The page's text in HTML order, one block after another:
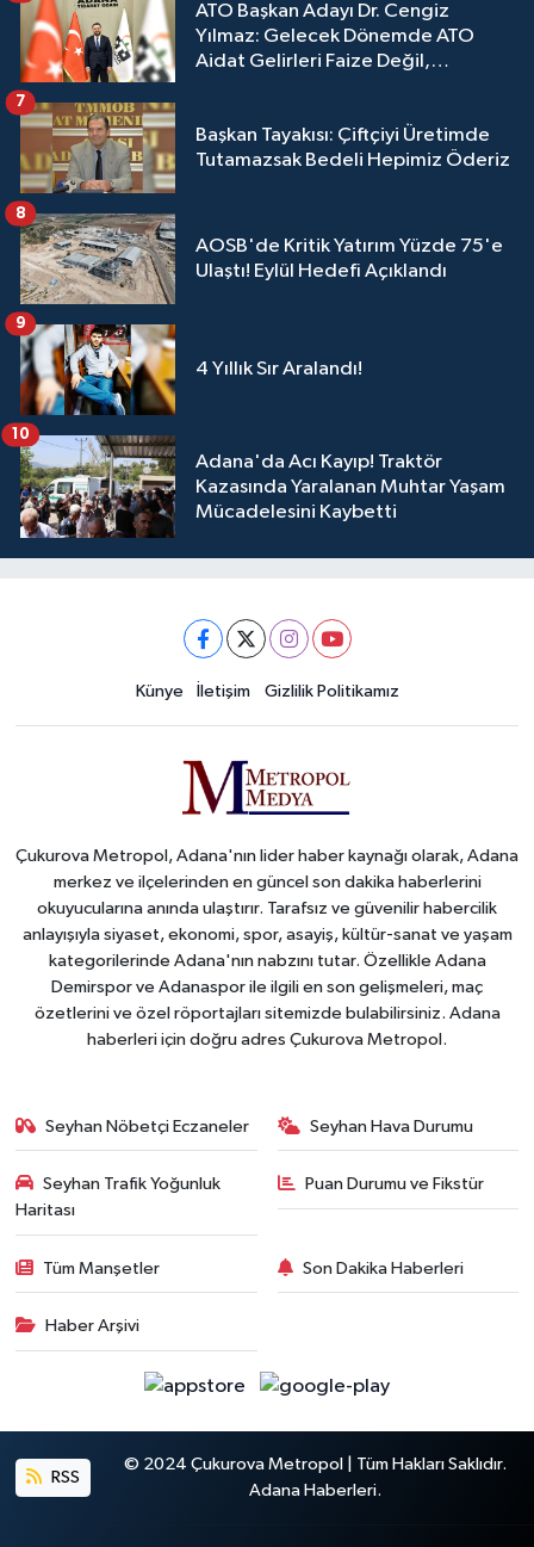
ATO Başkan Adayı Dr. Cengiz
Yılmaz: Gelecek Dönemde ATO
Aidat Gelirleri Faize Değil,
Başkan Tayakısı: Çiftçiyi Üretimde
Tutamazsak Bedeli Hepimiz Öderiz
7
AOSB'de Kritik Yatırım Yüzde 75'e
Ulaştı! Eylül Hedefi Açıklandı
8
4 Yıllık Sır Aralandı!
9
Adana'da Acı Kayıp! Traktör
Kazasında Yaralanan Muhtar Yaşam
Mücadelesini Kaybetti
10
Künye İletişim Gizlilik Politikamız
Çukurova Metropol, Adana'nın lider haber kaynağı olarak, Adana
merkez ve ilçelerinden en güncel son dakika haberlerini
okuyucularına anında ulaştırır. Tarafsız ve güvenilir habercilik
anlayışıyla siyaset, ekonomi, spor, asayiş, kültür-sanat ve yaşam
kategorilerinde Adana'nın nabzını tutar. Özellikle Adana
Demirspor ve Adanaspor ile ilgili en son gelişmeleri, maç
özetlerini ve özel röportajları sitemizde bulabilirsiniz. Adana
haberleri için doğru adres Çukurova Metropol.
Seyhan Nöbetçi Eczaneler Seyhan Hava Durumu
Seyhan Trafik Yoğunluk
Haritası
Puan Durumu ve Fikstür
Tüm Manşetler Son Dakika Haberleri
Haber Arşivi
RSS
© 2024 Çukurova Metropol | Tüm Hakları Saklıdır.
Adana Haberleri.